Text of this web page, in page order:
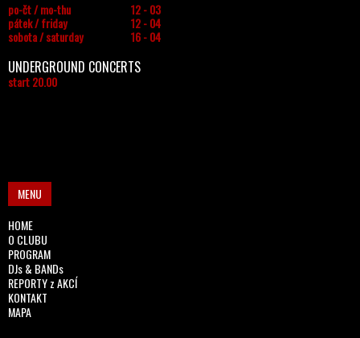
po-čt / mo-thu
12 - 03
pátek / friday
12 - 04
sobota / saturday
16 - 04
UNDERGROUND CONCERTS
start 20.00
MENU
HOME
O CLUBU
PROGRAM
DJs & BANDs
REPORTY z AKCÍ
KONTAKT
MAPA